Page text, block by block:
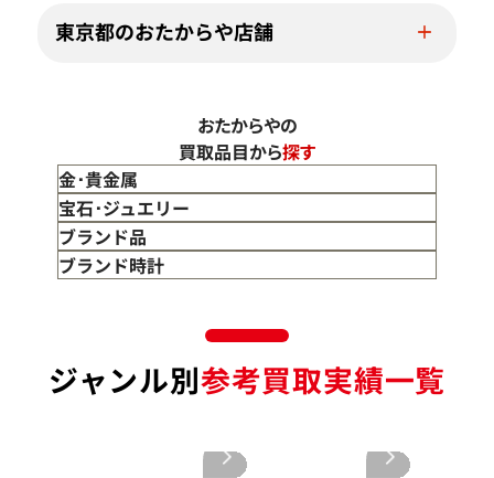
東京都のおたからや店舗
おたからやの
買取品目から探す
金･貴金属
金 買取
金のインゴット 買取
金のアクセサリー 買取
金のブレスレット 買取
金のブローチ 買取
宝石･ジュエリー
宝石･ジュエリー買取
ダイヤモンド 買取
オパール 買取
パライバトルマリン 買取
ブランド品
バッグ･小物 買取
ルイ･ヴィトン 買取
カルティエ 買取
ハリー･ウィンストン 買取
ブランド時計
フィリップ 買取
ジャンル別参考買取実績一覧